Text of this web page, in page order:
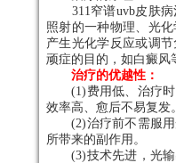
311窄谱uvb皮肤病
照射的一种物理、光
产生光化学反应或调
顽症的目的，如白癜风
治疗的优越性：
(1)费用低、治疗时
效率高、愈后不易复发。
(2)治疗前不需服用
所带来的副作用。
(3)技术先进，光输